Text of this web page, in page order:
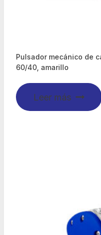
Pulsador mecánico de
60/40, amarillo
Leer más